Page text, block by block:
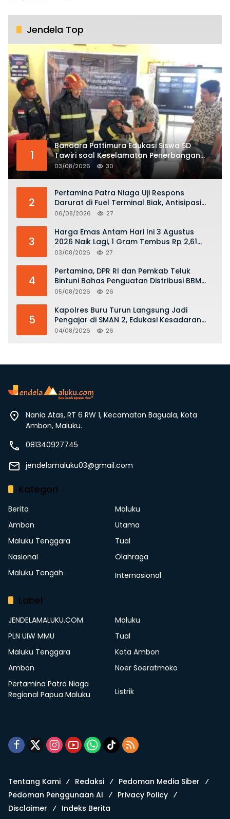
Jendela Top
1
Bandara Pattimura Edukasi Siswa SD
Tawiri soal Keselamatan Penerbangan
dan Bahaya Bermain Layang-layang di
KKOP
03/08/2026 30
2
Pertamina Patra Niaga Uji Respons
Darurat di Fuel Terminal Biak, Antisipasi
Risiko Kebakaran dan Tumpahan BBM
06/08/2026 27
3
Harga Emas Antam Hari Ini 3 Agustus
2026 Naik Lagi, 1 Gram Tembus Rp 2,61
Juta
03/08/2026 27
4
Pertamina, DPR RI dan Pemkab Teluk
Bintuni Bahas Penguatan Distribusi BBM
dan LPG
05/08/2026 26
5
Kapolres Buru Turun Langsung Jadi
Pengajar di SMAN 2, Edukasi Kesadaran
Hukum dan Stop Kekerasan
04/08/2026 26
Nania Atas, RT 6 RW 1, Kecamatan Baguala, Kota
Ambon, Maluku.
081340927745
jendelamaluku03@gmail.com
Kategori
Berita
Maluku
Ambon
Utama
Maluku Tenggara
Tual
Nasional
Olahraga
Maluku Tengah
Internasional
Label
JENDELAMALUKU.COM
Maluku
PLN UIW MMU
Tual
Maluku Tenggara
Kota Ambon
Ambon
Noer Soeratmoko
Pertamina Patra Niaga
Regional Papua Maluku
Listrik
Tentang Kami Redaksi
Pedoman Media Siber
Pedoman Penggunaan AI
Privacy Policy
Disclaimer
Indeks Berita